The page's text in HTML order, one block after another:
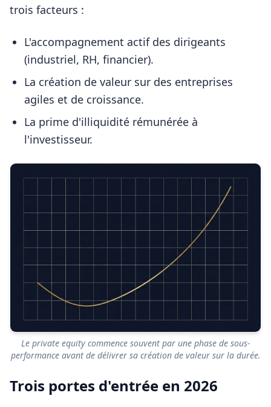
trois facteurs :
L'accompagnement actif des dirigeants
(industriel, RH, financier).
La création de valeur sur des entreprises
agiles et de croissance.
La prime d'illiquidité rémunérée à
l'investisseur.
Le private equity commence souvent par une phase de sous-
performance avant de délivrer sa création de valeur sur la durée.
Trois portes d'entrée en 2026